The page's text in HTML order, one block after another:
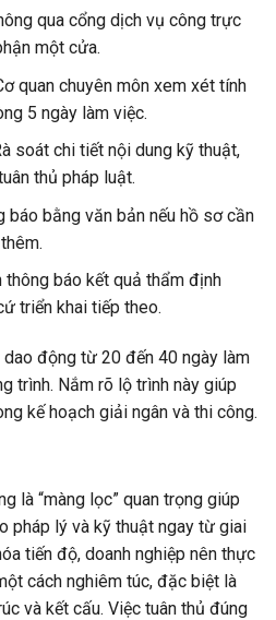
qua cổng dịch vụ công trực
một cửa.
quan chuyên môn xem xét tính
5 ngày làm việc.
soát chi tiết nội dung kỹ thuật,
thủ pháp luật.
báo bằng văn bản nếu hồ sơ cần
thông báo kết quả thẩm định
triển khai tiếp theo.
động từ 20 đến 40 ngày làm
trình. Nắm rõ lộ trình này giúp
kế hoạch giải ngân và thi công.
là “màng lọc” quan trọng giúp
pháp lý và kỹ thuật ngay từ giai
tiến độ, doanh nghiệp nên thực
cách nghiêm túc, đặc biệt là
và kết cấu. Việc tuân thủ đúng